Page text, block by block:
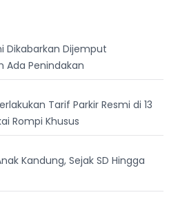
Dikabarkan Dijemput
Ada Penindakan
Tarif Parkir Resmi di 13
Rompi Khusus
Kandung, Sejak SD Hingga